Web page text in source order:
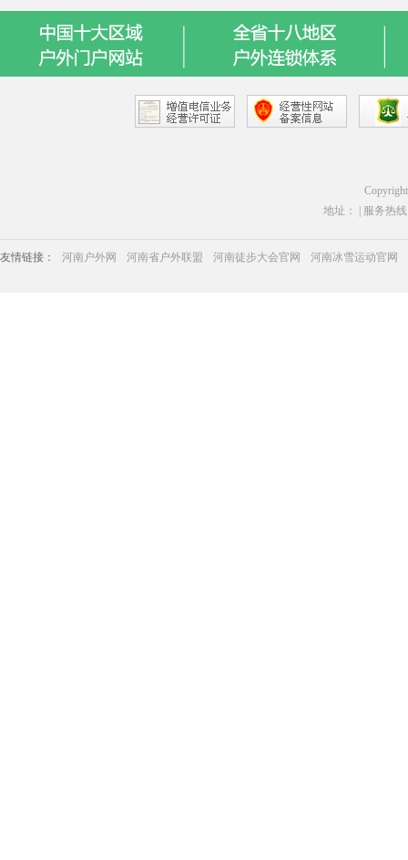
地址： | 服务热线
友情链接： 河南户外网 河南省户外联盟 河南徒步大会官网 河南冰雪运动官网